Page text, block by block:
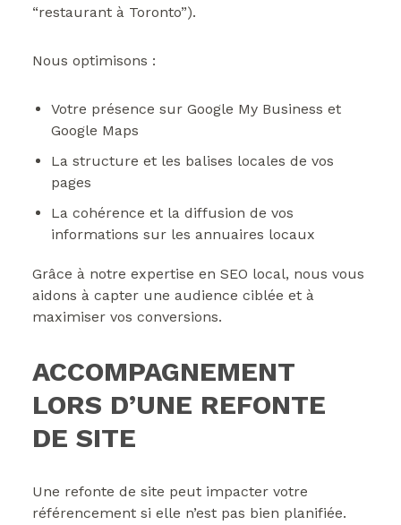
“restaurant à Toronto”).
Nous optimisons :
Votre présence sur Google My Business et
Google Maps
La structure et les balises locales de vos
pages
La cohérence et la diffusion de vos
informations sur les annuaires locaux
Grâce à notre expertise en SEO local, nous vous
aidons à capter une audience ciblée et à
maximiser vos conversions.
ACCOMPAGNEMENT
LORS D’UNE REFONTE
DE SITE
Une refonte de site peut impacter votre
référencement si elle n’est pas bien planifiée.